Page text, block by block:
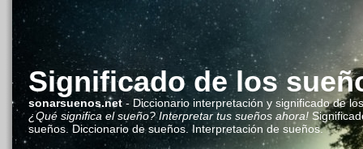
Significado de los
sonarsuenos.net- Diccionario interpretación y significado de
¿Qué significa el sueño? Interpretar tus sueños ahora!
sueños. Diccionario de sueños. Interpretación de sueños.